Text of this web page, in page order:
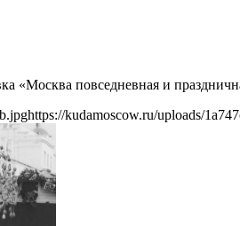
«Москва повседневная и
https://kudamoscow.ru/uploads/